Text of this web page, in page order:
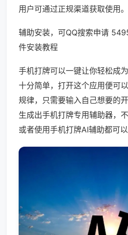
用户可通过正规渠道获取使用。
辅助安装，可QQ搜索申请
件安装教程
手机打牌可以一键让你轻松成
十分简单，打开这个应用便可
规律，只需要输入自己想要的
生成出手机打牌专用辅助器，
或者使用手机打牌AI辅助都可以